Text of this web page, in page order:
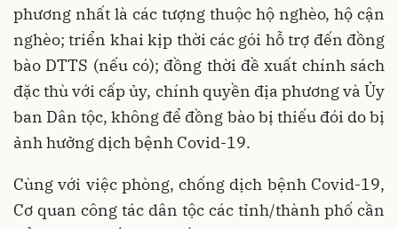
phương nhất là các tượng thuộc hộ nghèo, hộ cận
nghèo; triển khai kịp thời các gói hỗ trợ đến đồng
bào DTTS (nếu có); đồng thời đề xuất chính sách
đặc thù với cấp ủy, chính quyền địa phương và Ủy
ban Dân tộc, không để đồng bào bị thiếu đói do bị
ảnh hưởng dịch bệnh Covid-19.
Cùng với việc phòng, chống dịch bệnh Covid-19,
Cơ quan công tác dân tộc các tỉnh/thành phố cần